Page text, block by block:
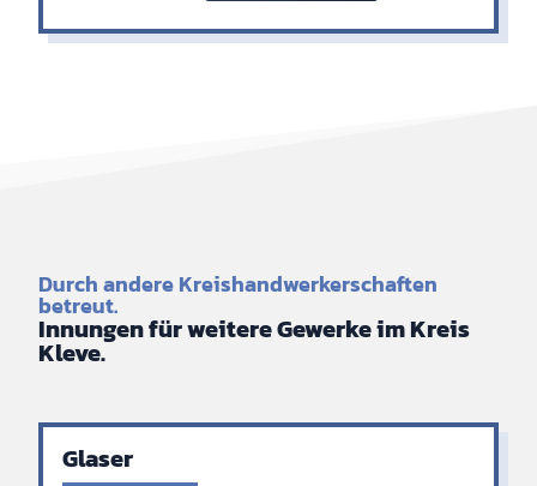
Durch andere Kreishandwerkerschaften
betreut.
Innungen für weitere Gewerke im Kreis
Kleve.
Glaser